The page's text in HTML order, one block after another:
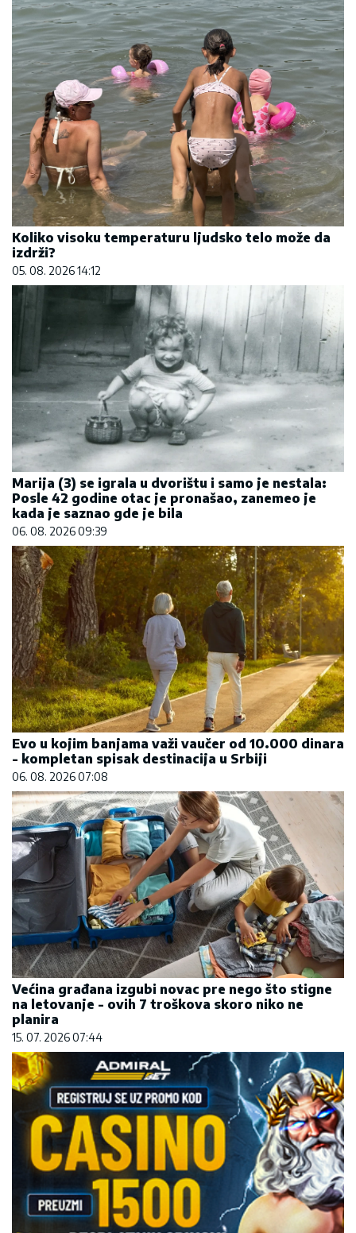
Koliko visoku temperaturu ljudsko telo može da
izdrži?
05. 08. 2026 14:12
Marija (3) se igrala u dvorištu i samo je nestala:
Posle 42 godine otac je pronašao, zanemeo je
kada je saznao gde je bila
06. 08. 2026 09:39
Evo u kojim banjama važi vaučer od 10.000 dinara
- kompletan spisak destinacija u Srbiji
06. 08. 2026 07:08
Većina građana izgubi novac pre nego što stigne
na letovanje - ovih 7 troškova skoro niko ne
planira
15. 07. 2026 07:44